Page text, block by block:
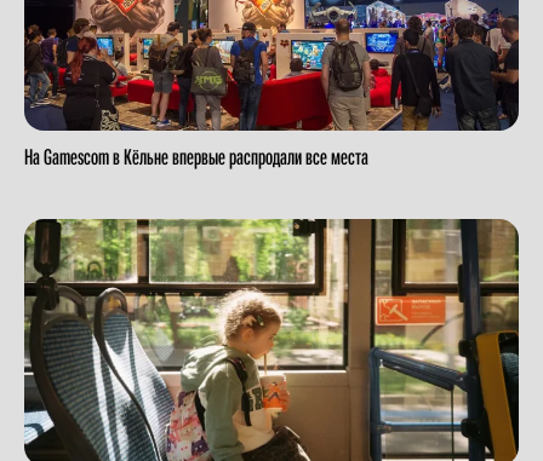
На Gamescom в Кёльне впервые распродали все места